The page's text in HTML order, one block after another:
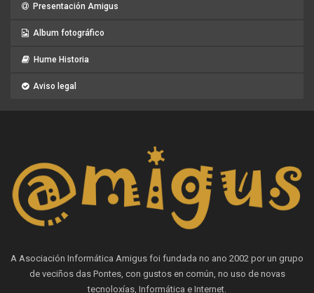
Presentación Amigus
Album fotográfico
Hume Historia
Aviso legal
A Asociación Informática Amigus foi fundada no ano 2002 por un grupo
de veciños das Pontes, con gustos en común, no uso de novas
tecnoloxías, Informática e Internet.